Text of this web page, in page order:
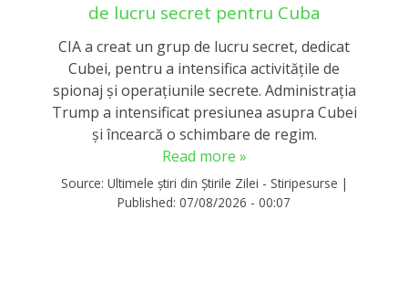
de lucru secret pentru Cuba
CIA a creat un grup de lucru secret, dedicat
Cubei, pentru a intensifica activitățile de
spionaj și operațiunile secrete. Administrația
Trump a intensificat presiunea asupra Cubei
și încearcă o schimbare de regim.
Read more »
Source: Ultimele știri din Știrile Zilei - Stiripesurse |
Published: 07/08/2026 - 00:07